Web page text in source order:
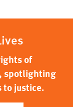
of
spotlighting
to justice.